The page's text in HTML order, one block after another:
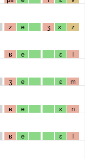
z e ʒ ɛː z
ʁ e ɛ l
ʒ e ɛ m
ʁ e ɛ n
ʁ e ɛ l